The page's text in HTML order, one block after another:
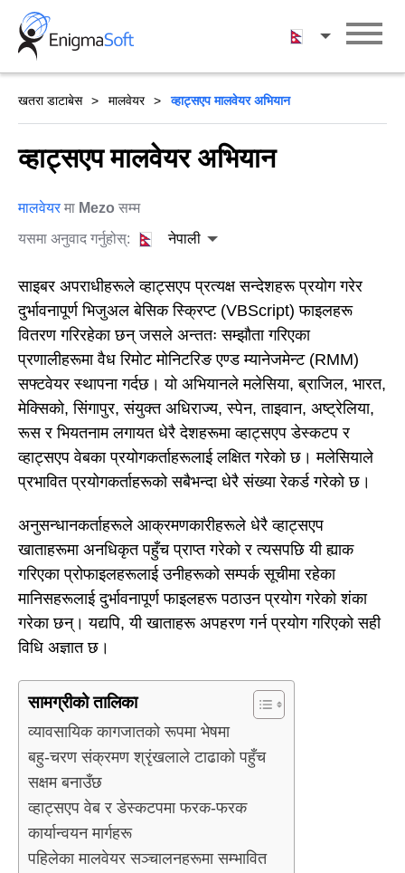
Skip
content
नेपाली
खतरा डाटाबेस मालवेयर व्हाट्सएप मालवेयर अभियान
व्हाट्सएप मालवेयर अभियान
मालवेयर मा Mezo सम्म
यसमा अनुवाद गर्नुहोस्:
नेपाली
साइबर अपराधीहरूले व्हाट्सएप प्रत्यक्ष सन्देशहरू प्रयोग गरेर
दुर्भावनापूर्ण भिजुअल बेसिक स्क्रिप्ट (VBScript) फाइलहरू
वितरण गरिरहेका छन् जसले अन्ततः सम्झौता गरिएका
प्रणालीहरूमा वैध रिमोट मोनिटरिङ एण्ड म्यानेजमेन्ट (RMM)
सफ्टवेयर स्थापना गर्दछ। यो अभियानले मलेसिया, ब्राजिल, भारत,
मेक्सिको, सिंगापुर, संयुक्त अधिराज्य, स्पेन, ताइवान, अष्ट्रेलिया,
रूस र भियतनाम लगायत धेरै देशहरूमा व्हाट्सएप डेस्कटप र
व्हाट्सएप वेबका प्रयोगकर्ताहरूलाई लक्षित गरेको छ। मलेसियाले
प्रभावित प्रयोगकर्ताहरूको सबैभन्दा धेरै संख्या रेकर्ड गरेको छ।
अनुसन्धानकर्ताहरूले आक्रमणकारीहरूले धेरै व्हाट्सएप
खाताहरूमा अनधिकृत पहुँच प्राप्त गरेको र त्यसपछि यी ह्याक
गरिएका प्रोफाइलहरूलाई उनीहरूको सम्पर्क सूचीमा रहेका
मानिसहरूलाई दुर्भावनापूर्ण फाइलहरू पठाउन प्रयोग गरेको शंका
गरेका छन्। यद्यपि, यी खाताहरू अपहरण गर्न प्रयोग गरिएको सही
विधि अज्ञात छ।
सामग्रीको तालिका
व्यावसायिक कागजातको रूपमा भेषमा
बहु-चरण संक्रमण श्रृंखलाले टाढाको पहुँच
सक्षम बनाउँछ
व्हाट्सएप वेब र डेस्कटपमा फरक-फरक
कार्यान्वयन मार्गहरू
पहिलेका मालवेयर सञ्चालनहरूमा सम्भावित